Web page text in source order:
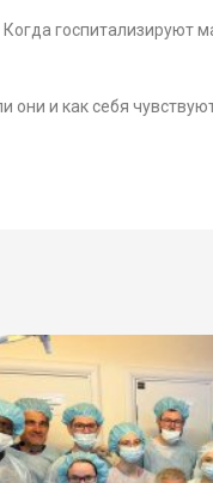
госпитализируют
и как себя